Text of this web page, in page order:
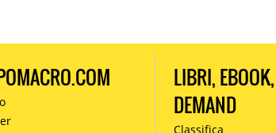
LIBRI,
DEMAND
Classifica